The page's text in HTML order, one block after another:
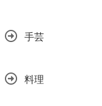
手芸
料理